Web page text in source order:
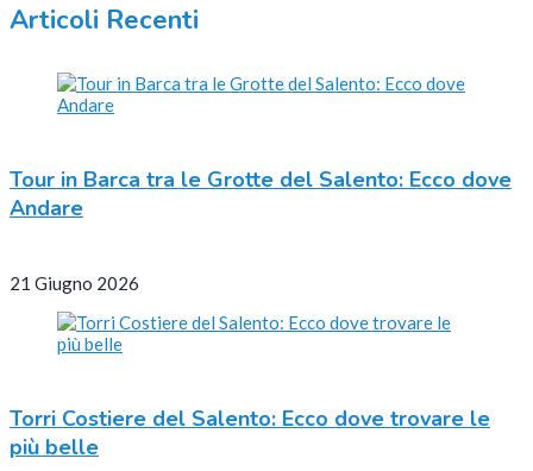
Articoli Recenti
Tour in Barca tra le Grotte del Salento: Ecco dove
Andare
21 Giugno 2026
Torri Costiere del Salento: Ecco dove trovare le
più belle